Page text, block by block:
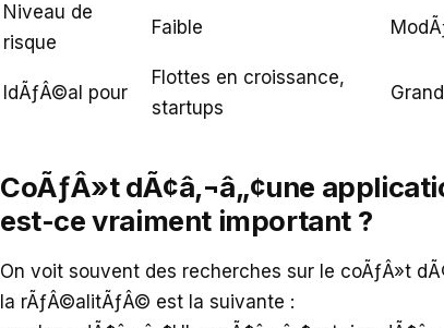
Niveau de
risque
Faible
IdÃƒÂ©al pour
Flottes en croissance,
startups
CoÃƒÂ»t dÃ¢â‚¬â„¢une
est-ce vraiment important ?
On voit souvent des recherches sur le coÃƒÂ»t
la rÃƒÂ©alitÃƒÂ© est la suivante :